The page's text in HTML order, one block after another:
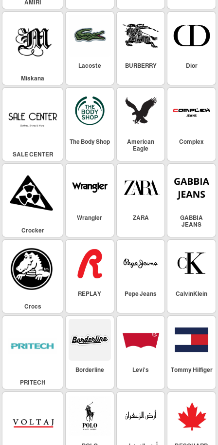
AMIRI
Dior
BURBERRY
Lacoste
Miskana
Complex
American
Eagle
The Body Shop
SALE CENTER
GABBIA
JEANS
ZARA
Wrangler
Crocker
CalvinKlein
Pepe Jeans
REPLAY
Crocs
Tommy Hilfiger
Levi's
Borderline
PRITECH